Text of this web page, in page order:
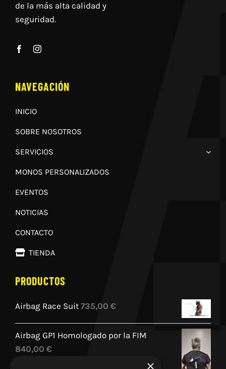
de la más alta calidad y
seguridad.
NAVEGACIÓN
INICIO
SOBRE NOSOTROS
SERVICIOS
MONOS PERSONALIZADOS
EVENTOS
NOTICIAS
CONTACTO
TIENDA
PRODUCTOS
Airbag Race Suit 735,00 €
Airbag GP1 Homologado por la FIM
840,00 €